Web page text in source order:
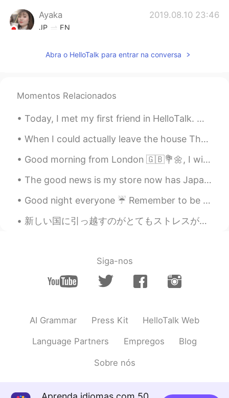
Ayaka 2019.08.10 23:46
JP EN
Abra o HelloTalk para entrar na conversa
Momentos Relacionados
Today, I met my first friend in HelloTalk. we went got Coffee and ended up going to Izakaya and ...
When I could actually leave the house These pictures are from Schwerin and London :) - Crooked (...
Good morning from London 🇬🇧💐🌼, I wish a beautiful , wonderful and an awesome day everyone !! Happ...
The good news is my store now has Japanese Kobe Wagu😁 The bad news is at $30 a pound/$66 kilogram...
Good night everyone ☔ Remember to be happy and smile! Your smile could light up someone else's day 😊
新しい国に引っ越すのがとてもストレスが多いですね〜😅 でもすぐに私は日本にいるでしょう！あと3週間！ 頑張ります😤👏🏻笑 みんなさん、返信が遅くなってごめんなさい🙇🏻‍♀️ すぐに返信するため...
Siga-nos
AI Grammar Press Kit HelloTalk Web
Language Partners Empregos Blog
Sobre nós